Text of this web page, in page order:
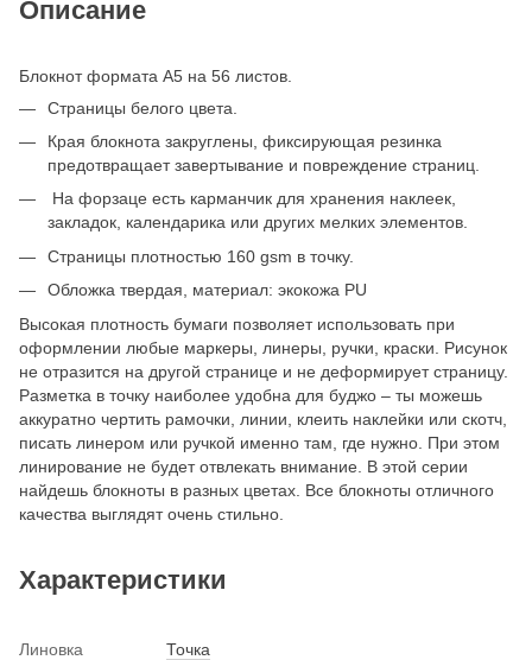
Описание
Блокнот формата А5 на 56 листов.
Страницы белого цвета.
Края блокнота закруглены, фиксирующая резинка
предотвращает завертывание и повреждение страниц.
На форзаце есть карманчик для хранения наклеек,
закладок, календарика или других мелких элементов.
Страницы плотностью 160 gsm в точку.
Обложка твердая, материал: экокожа PU
Высокая плотность бумаги позволяет использовать при
оформлении любые маркеры, линеры, ручки, краски. Рисунок
не отразится на другой странице и не деформирует страницу.
Разметка в точку наиболее удобна для буджо – ты можешь
аккуратно чертить рамочки, линии, клеить наклейки или скотч,
писать линером или ручкой именно там, где нужно. При этом
линирование не будет отвлекать внимание. В этой серии
найдешь блокноты в разных цветах. Все блокноты отличного
качества выглядят очень стильно.
Характеристики
Линовка
Точка